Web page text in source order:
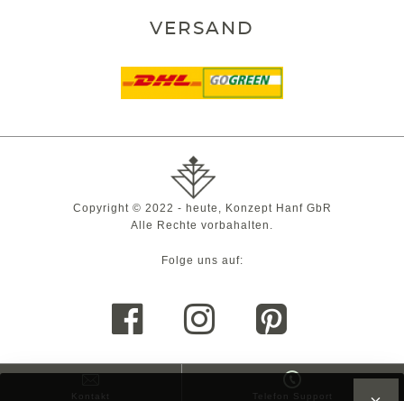
VERSAND
Copyright © 2022 - heute, Konzept Hanf GbR
Alle Rechte vorbahalten.
Folge uns auf:
Kontakt Telefon Support